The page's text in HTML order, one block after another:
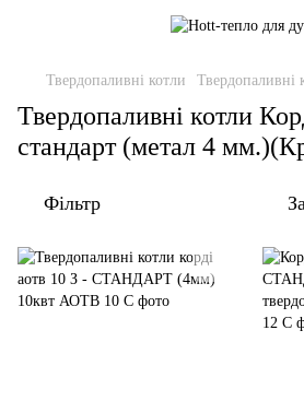
Твердопаливні котли Твердопаливні
Твердопаливні котли
стандарт (метал 4
Фільтр